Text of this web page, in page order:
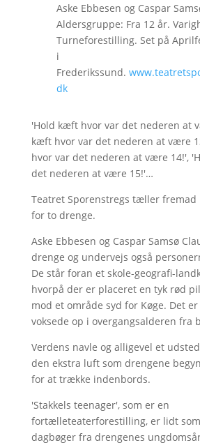
Aske Ebbesen og Caspar
Aldersgruppe: Fra 12 år.
Turneforestilling. Set på
i
Frederikssund.
dk
'Hold kæft hvor var det nederen at
kæft hvor var det nederen at være
hvor var det nederen at være 14!',
det nederen at være 15!'…
Teatret Sporenstregs tæller fremad
for to drenge.
Aske Ebbesen og Caspar Samsø
drenge og undervejs også
De står foran et skole-geografi-
hvorpå der er placeret en tyk rød
mod et område syd for Køge. Det
voksede op i overgangsalderen fra
Verdens navle og alligevel et
den ekstra luft som drengene
for at trække indenbords.
'Stakkels teenager', som er en
fortælleteaterforestilling, er lidt
dagbøger fra drengenes